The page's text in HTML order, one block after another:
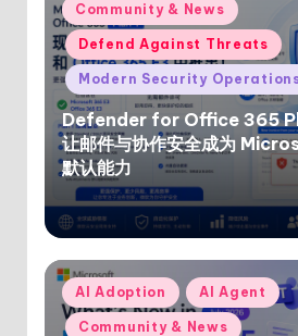
Posted
in
Community & News
Defend Against Threats
Modern Security
Defender for Office 365
让邮件与协作安全成为
默认能力
Posted
in
AI Adoption AI Agent
Community & News